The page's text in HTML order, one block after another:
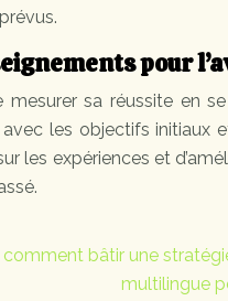
pour
sa réussite en
les objectifs initiaux
les expériences et
comment bâtir une
multilingue